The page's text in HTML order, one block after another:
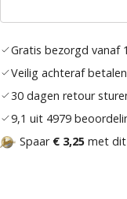
Gratis bezorgd vanaf
Veilig achteraf betalen
30 dagen retour
9,1 uit 4979
Spaar € 3,25 met